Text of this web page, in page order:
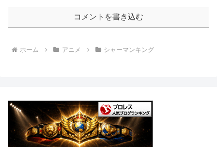
コメントを書き込む
ホーム アニメ シャーマンキング